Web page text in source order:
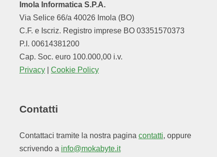
Imola Informatica S.P.A.
Via Selice 66/a 40026 Imola (BO)
C.F. e Iscriz. Registro imprese BO 03351570373
P.I. 00614381200
Cap. Soc. euro 100.000,00 i.v.
Privacy
Cookie Policy
Contatti
Contattaci tramite la nostra pagina contatti, oppure
scrivendo a info@mokabyte.it